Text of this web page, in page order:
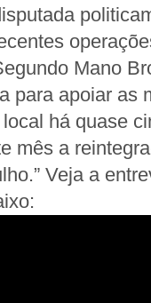
Mano
para apoiar as
há quase
mês a
Veja a